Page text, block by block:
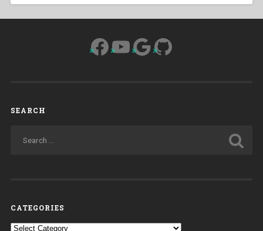
Facebook
YouTube
Google
GitHub
SEARCH
CATEGORIES
Categories